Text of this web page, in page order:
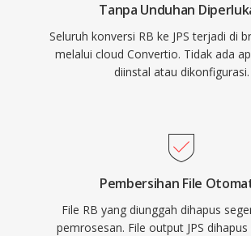
Tanpa Unduhan
Seluruh konversi RB ke JPS terjadi di
melalui cloud Convertio. Tidak ada
diinstal atau dikonfigurasi.
Pembersihan File
File RB yang diunggah dihapus
pemrosesan. File output JPS